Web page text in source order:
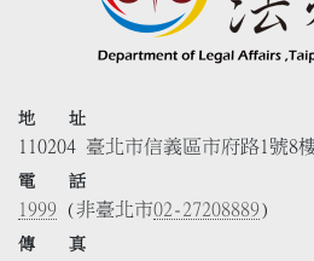
地 址
110204 臺北市信義區市府路1號8
電 話
1999 (非臺北市02-27208889)
傳 真